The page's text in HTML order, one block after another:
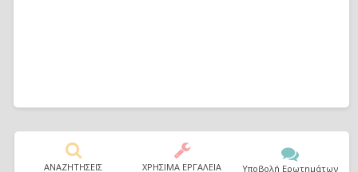
ΑΝΑΖΗΤΗΣΕΙΣ ΧΡΗΣΙΜΑ ΕΡΓΑΛΕΙΑ Υποβολή Ερωτημάτων